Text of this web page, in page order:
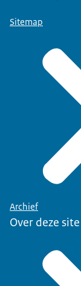
Sitemap
Archief
Over deze site